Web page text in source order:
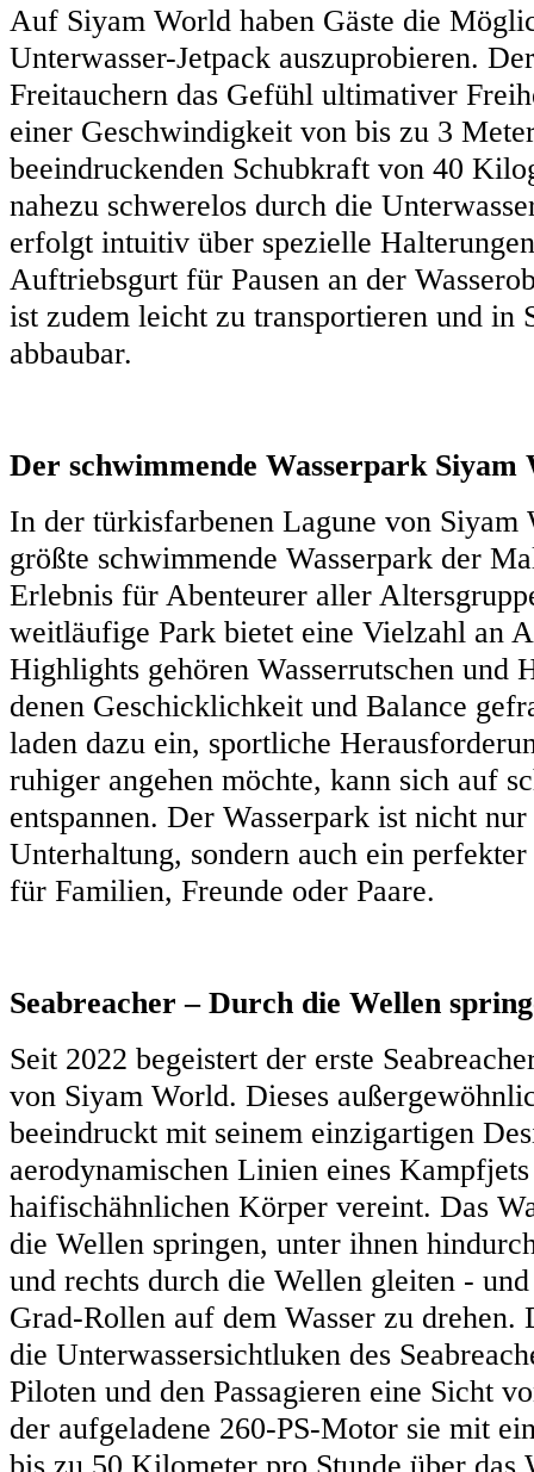
Auf Siyam World haben Gäste die
Unterwasser-Jetpack auszuprobieren.
Freitauchern das Gefühl ultimativer
einer Geschwindigkeit von bis zu 3
beeindruckenden Schubkraft von 40
nahezu schwerelos durch die
erfolgt intuitiv über spezielle
Auftriebsgurt für Pausen an der
ist zudem leicht zu transportieren und in
abbaubar.
Der schwimmende Wasserpark
In der türkisfarbenen Lagune von Siyam
größte schwimmende Wasserpark der
Erlebnis für Abenteurer aller
weitläufige Park bietet eine Vielzahl an
Highlights gehören Wasserrutschen und
denen Geschicklichkeit und Balance
laden dazu ein, sportliche
ruhiger angehen möchte, kann sich auf
entspannen. Der Wasserpark ist nicht
Unterhaltung, sondern auch ein
für Familien, Freunde oder Paare.
Seabreacher – Durch die Wellen
Seit 2022 begeistert der erste
von Siyam World. Dieses
beeindruckt mit seinem einzigartigen
aerodynamischen Linien eines
haifischähnlichen Körper vereint. Das
die Wellen springen, unter ihnen
und rechts durch die Wellen gleiten -
Grad-Rollen auf dem Wasser zu
die Unterwassersichtluken des
Piloten und den Passagieren eine Sicht
der aufgeladene 260-PS-Motor sie mit
bis zu 50 Kilometer pro Stunde über das